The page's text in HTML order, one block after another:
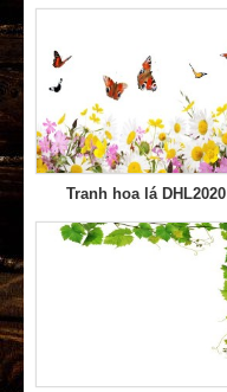
Tranh hoa lá DHL2020